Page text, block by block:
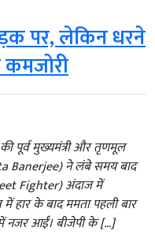
पर, लेकिन धरने
पूर्व मुख्यमंत्री और तृणमूल
Banerjee) ने लंबे समय बाद
Fighter) अंदाज में
हार के बाद ममता पहली बार
में नजर आईं। बीजेपी के […]